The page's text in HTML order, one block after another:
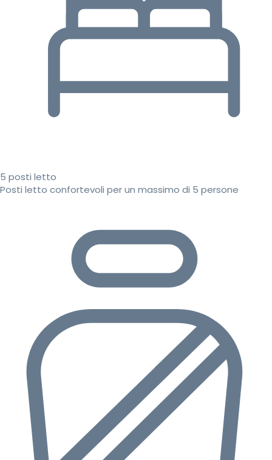
5 posti letto
Posti letto confortevoli per un massimo di 5 persone